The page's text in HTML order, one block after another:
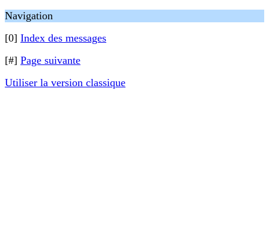
Navigation
[0] Index des messages
[#] Page suivante
Utiliser la version classique